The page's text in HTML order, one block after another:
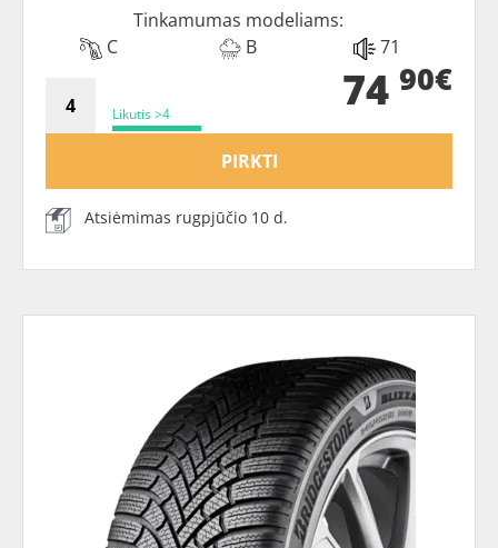
Tinkamumas modeliams:
C
B 71
Likutis >4 74 90€
PIRKTI
Atsiėmimas rugpjūčio 10 d.